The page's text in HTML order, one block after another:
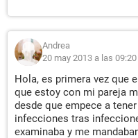
Andrea
20 may 2013 a las 09:20
Hola, es primera vez que
que estoy con mi pareja
desde que empece a
infecciones tras
examinaba y me